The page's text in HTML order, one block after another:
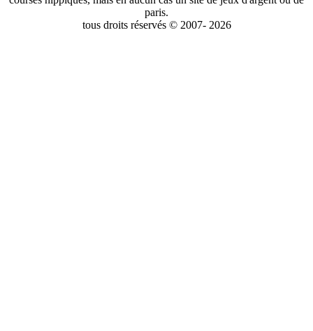
paris.
tous droits réservés © 2007- 2026